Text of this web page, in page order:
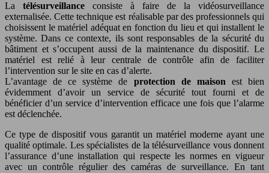
La télésurveillance consiste à faire de la vidéosurveillance
externalisée. Cette technique est réalisable par des professionnels qui
choisissent le matériel adéquat en fonction du lieu et qui installent le
système. Dans ce contexte, ils sont responsables de la sécurité du
bâtiment et s’occupent aussi de la maintenance du dispositif. Le
matériel est relié à leur centrale de contrôle afin de faciliter
l’intervention sur le site en cas d’alerte.
L’avantage de ce système de protection de maison est bien
évidemment d’avoir un service de sécurité tout fourni et de
bénéficier d’un service d’intervention efficace une fois que l’alarme
est déclenchée.
Ce type de dispositif vous garantit un matériel moderne ayant une
qualité optimale. Les spécialistes de la télésurveillance vous donnent
l’assurance d’une installation qui respecte les normes en vigueur
avec un contrôle régulier des caméras de surveillance. En tant